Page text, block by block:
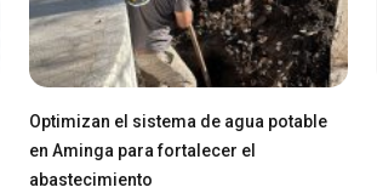
Optimizan el sistema de agua potable
en Aminga para fortalecer el
abastecimiento